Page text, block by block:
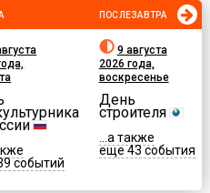
событий
ПОСЛЕЗАВТРА
9 августа
2026 года,
воскресенье
День
строителя
...а также
еще 43 события